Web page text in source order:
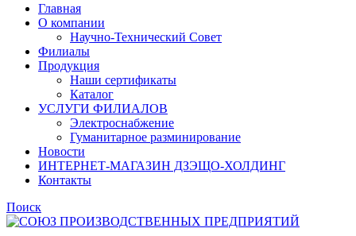
Главная
О компании
Научно-Технический Совет
Филиалы
Продукция
Наши сертификаты
Каталог
УСЛУГИ ФИЛИАЛОВ
Электроснабжение
Гуманитарное разминирование
Новости
ИНТЕРНЕТ-МАГАЗИН ДЗЭЩО-ХОЛДИНГ
Контакты
Поиск